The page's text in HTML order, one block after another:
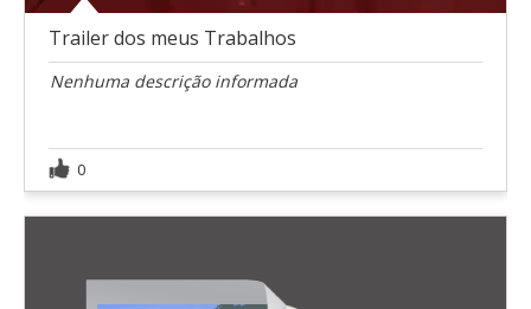
Trailer dos meus Trabalhos
Nenhuma descrição informada
0